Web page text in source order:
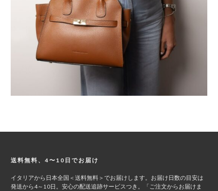
Footer
送料無料、4〜10日でお届け
イタリアから日本全国＜送料無料＞でお届けします。お届け日数の目安は
発送から4～10日。安心の配送追跡サービスつき。「ご注文からお届けま